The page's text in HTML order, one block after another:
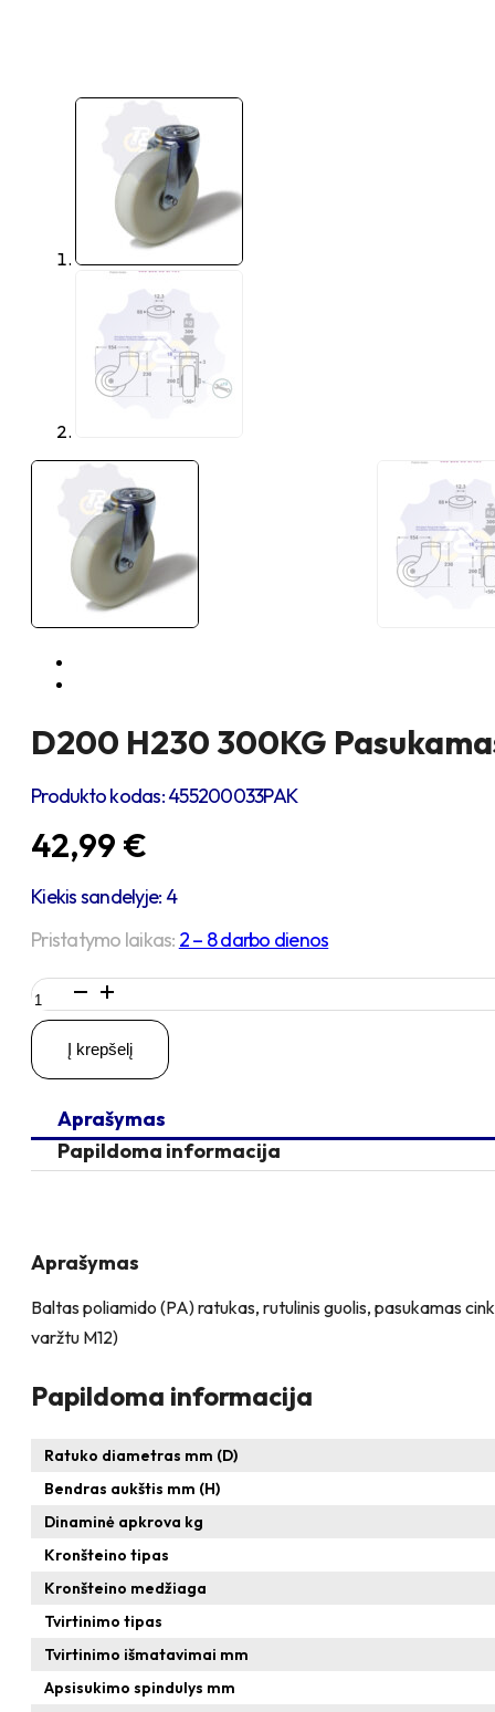
D200 H230 300KG
Produkto kodas:455200033PAK
42,99 €
Kiekis sandelyje: 4
Pristatymo laikas: 2 – 8 darbo dienos
produkto
kiekis:
D200
H230
300KG
ratukas
su
kiauryme
Į krepšelį
Aprašymas
Papildoma informacija
Aprašymas
Baltas poliamido (PA) ratukas, rutulinis guolis, pasukamas
varžtu M12)
Papildoma informacija
Ratuko diametras mm (D)
Bendras aukštis mm (H)
Dinaminė apkrova kg
Kronšteino tipas
Kronšteino medžiaga
Tvirtinimo tipas
Tvirtinimo išmatavimai mm
Apsisukimo spindulys mm